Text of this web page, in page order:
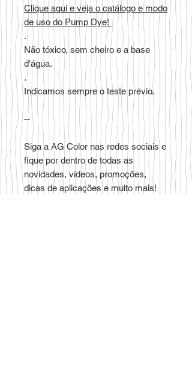
Clique aqui e veja o catálogo e modo
de uso do Pump Dye!
.
Não tóxico, sem cheiro e a base
d'água.
.
Indicamos sempre o teste prévio.
--
Siga a AG Color nas redes sociais e
fique por dentro de todas as
novidades, vídeos, promoções,
dicas de aplicações e muito mais!